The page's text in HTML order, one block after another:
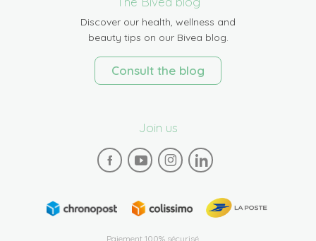
Discover our health, wellness and
beauty tips on our Bivea blog.
Consult the blog
Join us
Paiement 100% sécurisé